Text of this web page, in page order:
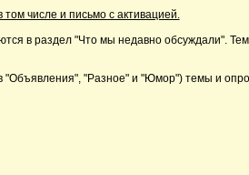
числе и письмо с активацией.
в раздел "Что мы недавно обсуждали".
"Разное" и "Юмор") темы и